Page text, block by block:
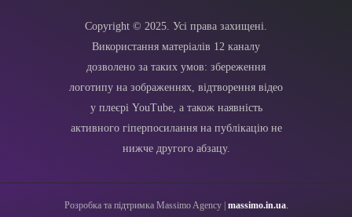
Copyright © 2025. Усі права захищені.
Використання матеріалів 12 каналу
дозволено за таких умов: збереження
логотипу на зображеннях, відтворення відео
у плеєрі YouTube, а також наявність
активного гіперпосилання на публікацію не
нижче другого абзацу.
Розробка та підтримка Massimo Agency | massimo.in.ua.